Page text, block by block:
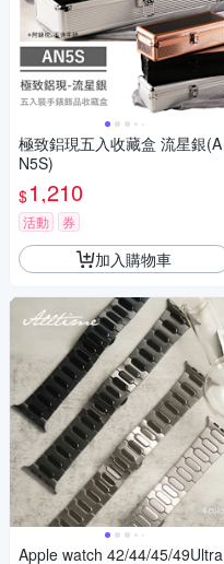
極致鋁現五入收藏盒 流星銀(A
N5S)
$1,210
活動 券
加入購物車
Apple watch 42/44/45/49Ultra